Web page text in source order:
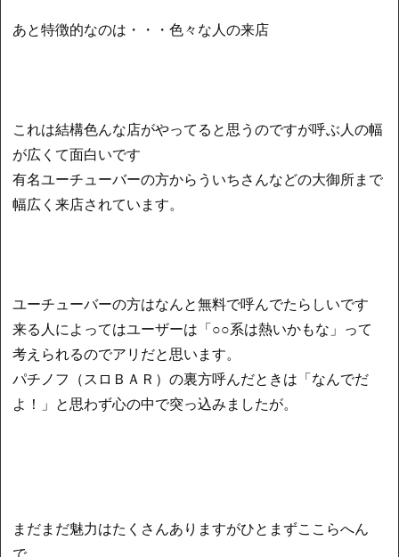
あと特徴的なのは・・・色々な人の来店
これは結構色んな店がやってると思うのですが呼ぶ人の幅
が広くて面白いです
有名ユーチューバーの方からういちさんなどの大御所まで
幅広く来店されています。
ユーチューバーの方はなんと無料で呼んでたらしいです
来る人によってはユーザーは「○○系は熱いかもな」って
考えられるのでアリだと思います。
パチノフ（スロＢＡＲ）の裏方呼んだときは「なんでだ
よ！」と思わず心の中で突っ込みましたが。
まだまだ魅力はたくさんありますがひとまずここらへん
で。